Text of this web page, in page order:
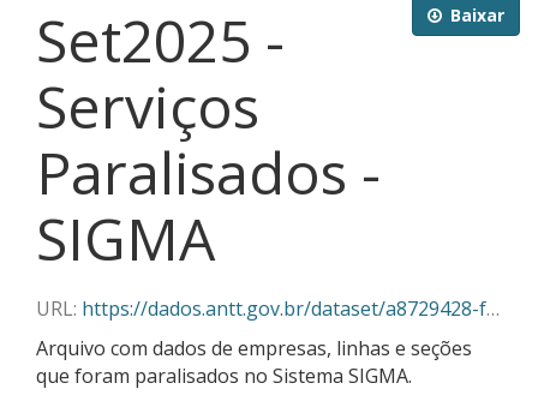
Baixar
Set2025 -
Serviços
Paralisados -
SIGMA
URL: https://dados.antt.gov.br/dataset/a8729428-f382-430c-abe5-6e5f85aa9a03/resource/7f448088-57fd-4b43-95e0-e0b9ca1dbbe5/download/09-2025_servicos_paralisados_sigma.json
Arquivo com dados de empresas, linhas e seções
que foram paralisados no Sistema SIGMA.